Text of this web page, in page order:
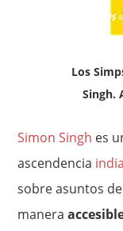
Los
Singh.
Simon Singh es
ascendencia india
sobre asuntos
manera